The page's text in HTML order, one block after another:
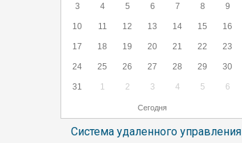
3 4 5 6 7 8 9
10 11 12 13 14 15 16
17 18 19 20 21 22 23
24 25 26 27 28 29 30
31 1 2 3 4 5 6
Сегодня
Система удаленного управления